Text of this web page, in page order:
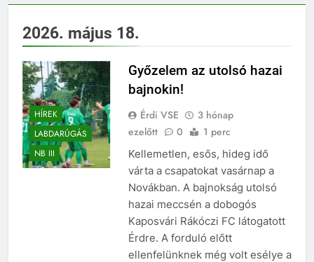
2026. május 18.
HÍREK
LABDARÚGÁS
NB III
Győzelem az utolsó hazai
bajnokin!
Érdi VSE
3 hónap
ezelőtt
0 1 perc
Kellemetlen, esős, hideg idő
várta a csapatokat vasárnap a
Novákban. A bajnokság utolsó
hazai meccsén a dobogós
Kaposvári Rákóczi FC látogatott
Érdre. A forduló előtt
ellenfelünknek még volt esélye a